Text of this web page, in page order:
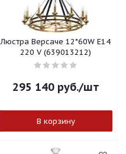
Люстра Версаче 12*60W E14
220 V (639013212)
295 140руб./шт
В корзину